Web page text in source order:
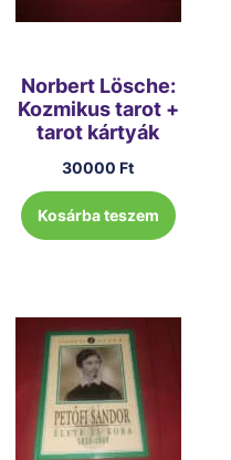
Norbert Lösche:
Kozmikus tarot +
tarot kártyák
30000Ft
Kosárba teszem